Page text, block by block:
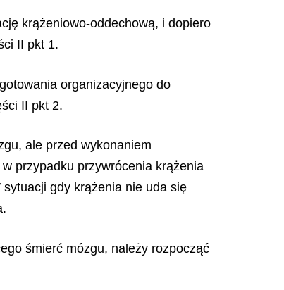
krążeniowo-oddechową, i dopiero
II pkt 1.
organizacyjnego do
II pkt 2.
ale przed wykonaniem
przypadku przywrócenia krążenia
gdy krążenia nie uda się
śmierć mózgu, należy rozpocząć